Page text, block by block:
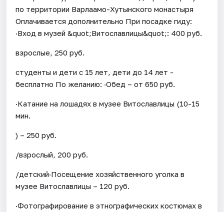
по территории Варлаамо-Хутынского монастыря
Оплачивается дополнительно При посадке гиду:
·Вход в музей &quot;Витославлицы&quot;: 400 руб.
взрослые, 250 руб.
студенты и дети с 15 лет, дети до 14 лет -
бесплатно По желанию: ·Обед – от 650 руб.
·Катание на лошадях в музее Витославлицы (10-15
мин.
) – 250 руб.
/взрослый, 200 руб.
/детский·Посещение хозяйственного уголка в
музее Витославлицы – 120 руб.
·Фотографирование в этнографических костюмах в